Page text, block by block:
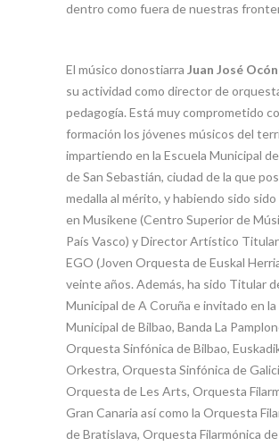
dentro como fuera de nuestras
El músico donostiarra Juan José Ocón
su actividad como director de
pedagogía. Está muy comprometido
formación los jóvenes músicos del
impartiendo en la Escuela Municipal
de San Sebastián, ciudad de la que
medalla al mérito, y habiendo sido
en Musikene (Centro Superior de
País Vasco) y Director Artístico
EGO (Joven Orquesta de Euskal
veinte años. Además, ha sido Titular
Municipal de A Coruña e invitado en la
Municipal de Bilbao, Banda La
Orquesta Sinfónica de Bilbao,
Orkestra, Orquesta Sinfónica de
Orquesta de Les Arts, Orquesta
Gran Canaria así como la Orquesta
de Bratislava, Orquesta Filarmónica